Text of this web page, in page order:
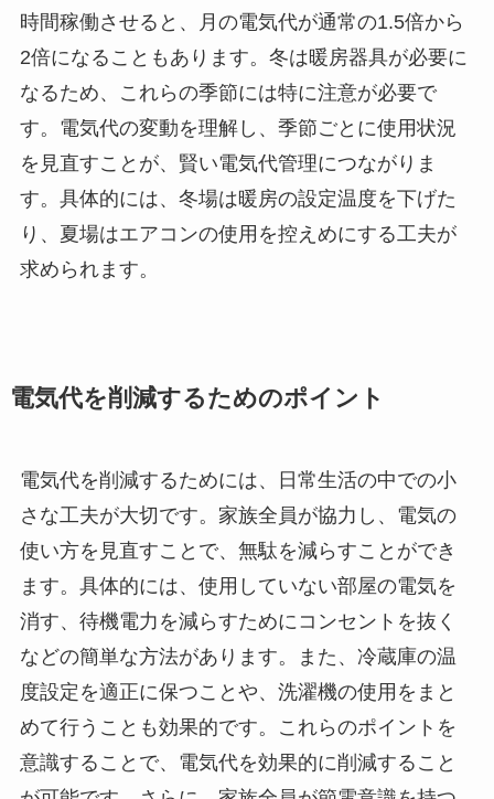
時間稼働させると、月の電気代が通常の1.5倍から
2倍になることもあります。冬は暖房器具が必要に
なるため、これらの季節には特に注意が必要で
す。電気代の変動を理解し、季節ごとに使用状況
を見直すことが、賢い電気代管理につながりま
す。具体的には、冬場は暖房の設定温度を下げた
り、夏場はエアコンの使用を控えめにする工夫が
求められます。
電気代を削減するためのポイント
電気代を削減するためには、日常生活の中での小
さな工夫が大切です。家族全員が協力し、電気の
使い方を見直すことで、無駄を減らすことができ
ます。具体的には、使用していない部屋の電気を
消す、待機電力を減らすためにコンセントを抜く
などの簡単な方法があります。また、冷蔵庫の温
度設定を適正に保つことや、洗濯機の使用をまと
めて行うことも効果的です。これらのポイントを
意識することで、電気代を効果的に削減すること